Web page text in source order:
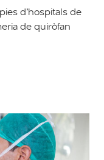
d’hospitals de
de quiròfan